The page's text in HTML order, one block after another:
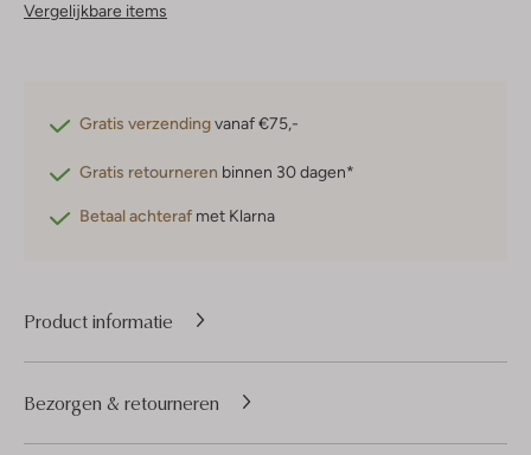
Vergelijkbare items
Gratis verzendingvanaf €75,-
Gratis retourneren binnen 30 dagen*
Betaal achteraf met Klarna
Product informatie
Bezorgen & retourneren